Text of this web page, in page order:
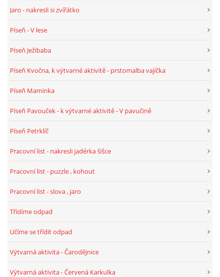
POHYBOVÉ AKTIVITY NA TÉMA ZIMA
TÝDENNÍ PLÁNY
MONTESSORI AKTIVITA
KALENDÁŘ PRO DĚTI
Jaro - nakresli si zvířátko
Píseň - V lese
Píseň Ježibaba
Píseň Kvočna, k výtvarné aktivitě - prstomalba vajíčka
Píseň Maminka
Píseň Pavouček - k výtvarné aktivitě - V pavučině
Píseň Petrklíč
Pracovní list - nakresli jadérka šišce
Pracovní list - puzzle , kohout
Pracovní list - slova , jaro
Třídíme odpad
Učíme se třídit odpad
Výtvarná aktivita - Čarodějnice
Výtvarná aktivita - Červená Karkulka